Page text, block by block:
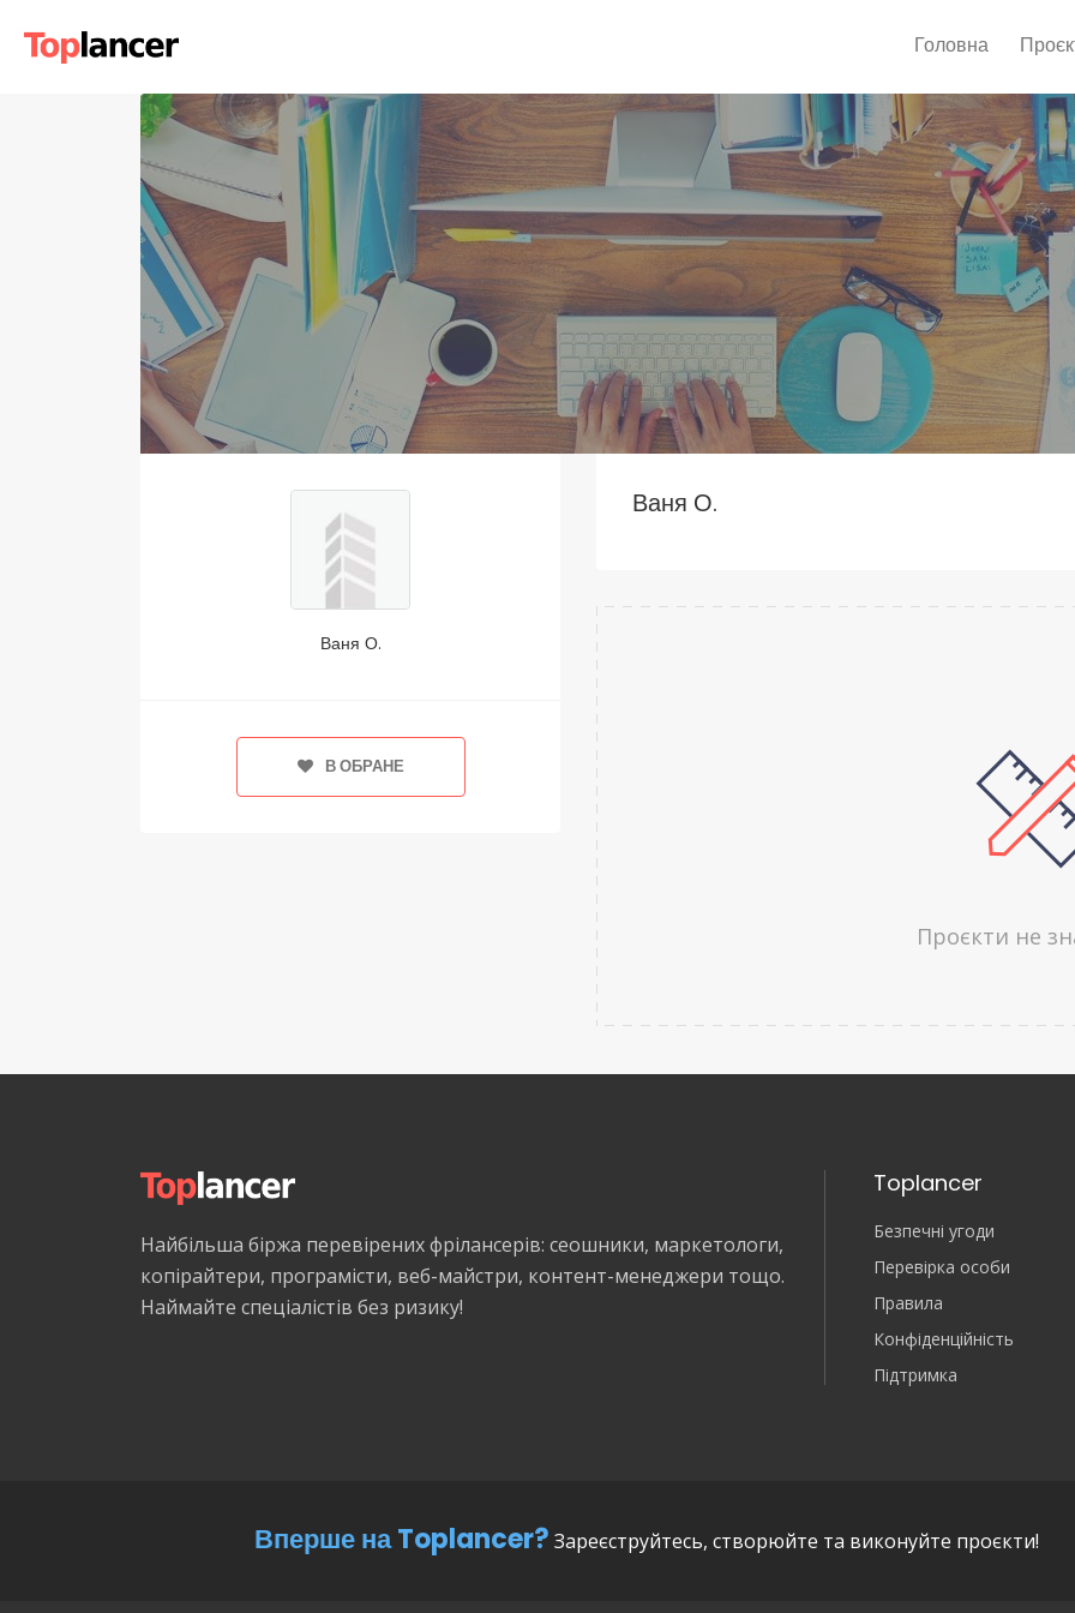
Головна
Ваня О.
В ОБРАНЕ
Ваня О.
Проєкти не
Найбільша біржа перевірених фрілансерів: сеошники, маркетологи,
копірайтери, програмісти, веб-майстри, контент-менеджери тощо.
Наймайте спеціалістів без ризику!
Toplancer
Безпечні угоди
Перевірка особи
Правила
Конфіденційність
Підтримка
Вперше на Toplancer? Зареєструйтесь, створюйте та виконуйте проєкти!